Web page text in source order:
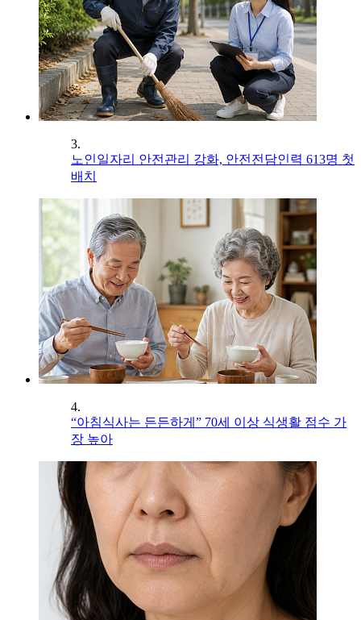
3.
노인일자리 안전관리 강화, 안전전담인력 613명 첫
배치
4.
“아침식사는 든든하게” 70세 이상 식생활 점수 가
장 높아